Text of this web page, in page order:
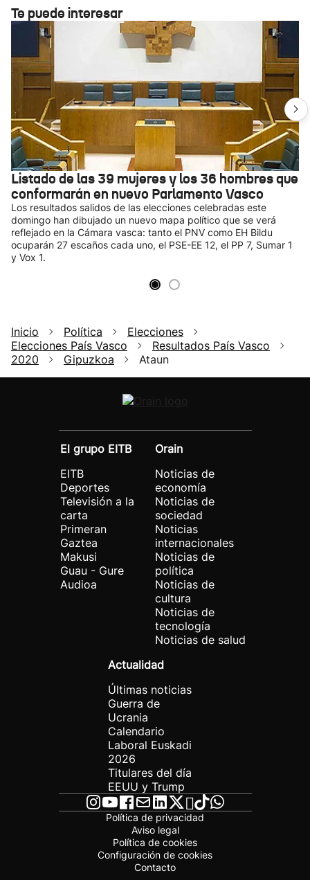
Te puede interesar
Listado de las 39 mujeres y los 36 hombres que
conformarán en nuevo Parlamento Vasco
Los resultados salidos de las elecciones celebradas este
domingo han dibujado un nuevo mapa político que se verá
reflejado en la Cámara vasca: tanto el PNV como EH Bildu
ocuparán 27 escaños cada uno, el PSE-EE 12, el PP 7, Sumar 1
y Vox 1.
Inicio Política
Elecciones
Elecciones País Vasco
Resultados País Vasco
2020
Gipuzkoa Ataun
El grupo EITB
EITB
Deportes
Televisión a la
carta
Primeran
Gaztea
Makusi
Guau - Gure
Audioa
Orain
Noticias de
economía
Noticias de
sociedad
Noticias
internacionales
Noticias de
política
Noticias de
cultura
Noticias de
tecnología
Noticias de salud
Actualidad
Últimas noticias
Guerra de
Ucrania
Calendario
Laboral Euskadi
2026
Titulares del día
EEUU y Trump
Política de privacidad
Aviso legal
Política de cookies
Configuración de cookies
Contacto